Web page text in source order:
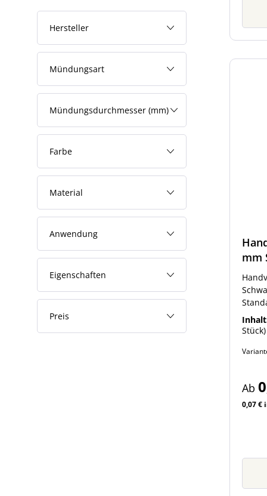
Hersteller
Mündungsart
Mündungsdurchmesser (mm)
Farbe
Material
Anwendung
Eigenschaften
Preis
mm
Stück)
Ab
0,07 €